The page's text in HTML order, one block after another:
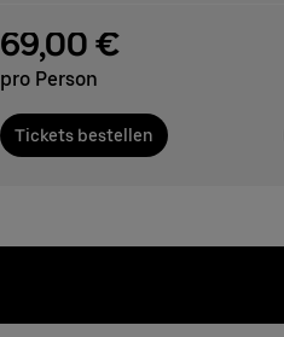
69,00 €
pro Person
Tickets bestellen